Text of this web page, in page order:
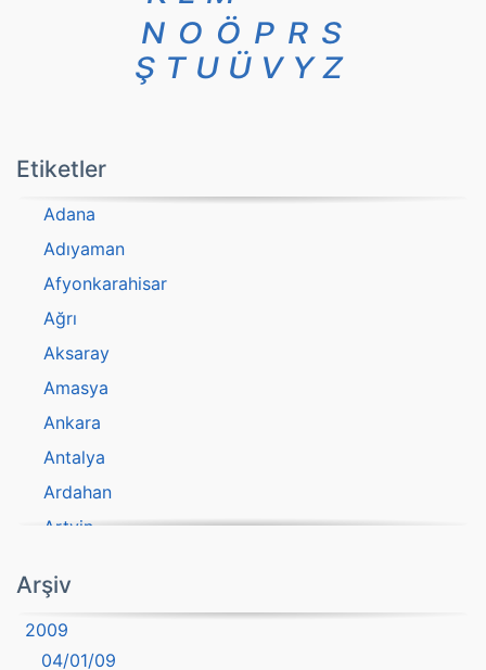
N O Ö P R S
Ş T U Ü V Y Z
Etiketler
Adana
Adıyaman
Afyonkarahisar
Ağrı
Aksaray
Amasya
Ankara
Antalya
Ardahan
Artvin
Aydın
Balıkesir
Bartın
Arşiv
2009
04/01/09